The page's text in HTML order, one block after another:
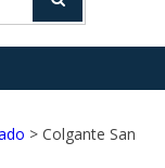
> Colgante San